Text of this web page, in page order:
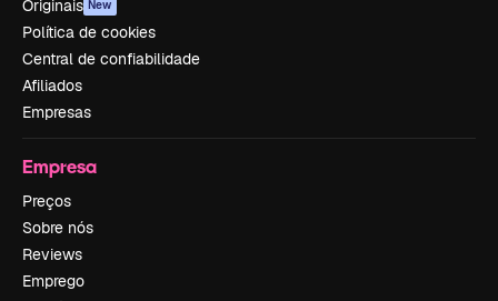
Originais New
Política de cookies
Central de confiabilidade
Afiliados
Empresas
Empresa
Preços
Sobre nós
Reviews
Emprego